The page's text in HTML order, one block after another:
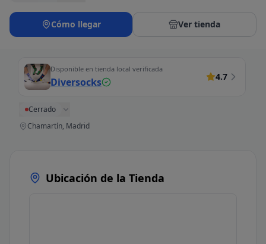
Cómo llegar Ver tienda
Disponible en tienda local verificada
Diversocks 4.7
Cerrado
Chamartín, Madrid
Ubicación de la Tienda